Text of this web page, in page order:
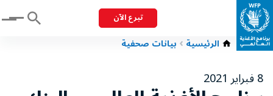
تبرع الآن Menu
الرئيسية بيانات صحفية
8 فبراير 2021